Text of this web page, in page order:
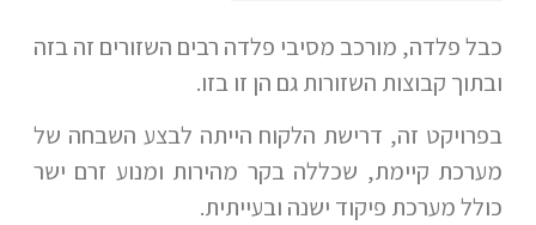
כבל פלדה, מורכב מסיבי פלדה רבים השזורים זה בזה
ובתוך קבוצות השזורות גם הן זו בזו.
בפרויקט זה, דרישת הלקוח הייתה לבצע השבחה של
מערכת קיימת, שכללה בקר מהירות ומנוע זרם ישר
כולל מערכת פיקוד ישנה ובעייתית.